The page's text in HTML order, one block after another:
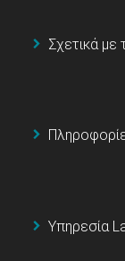
Σχετικά με
Υπηρεσία